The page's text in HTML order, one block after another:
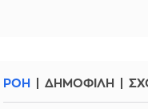
ΡΟΗ ΔΗΜΟΦΙΛΗ